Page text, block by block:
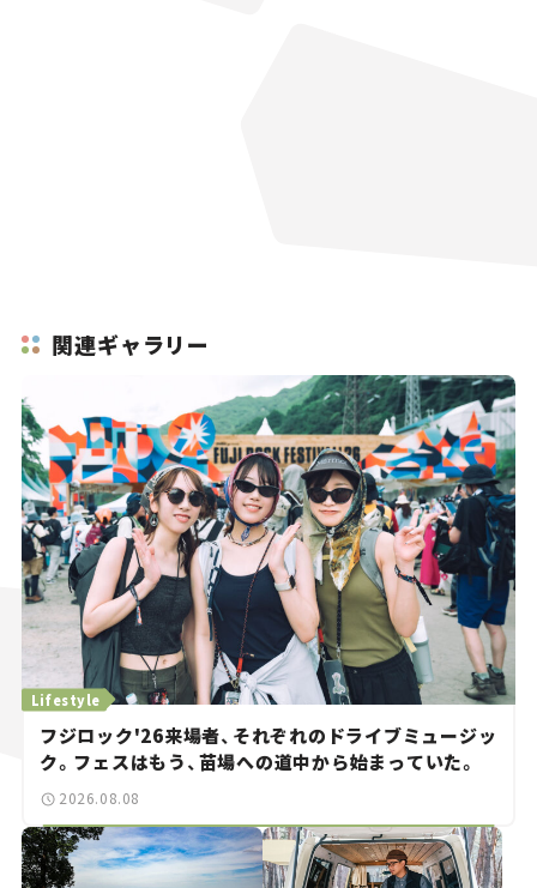
関連ギャラリー
Lifestyle
フジロック'26来場者、それぞれのドライブミュージッ
ク。フェスはもう、苗場への道中から始まっていた。
2026.08.08